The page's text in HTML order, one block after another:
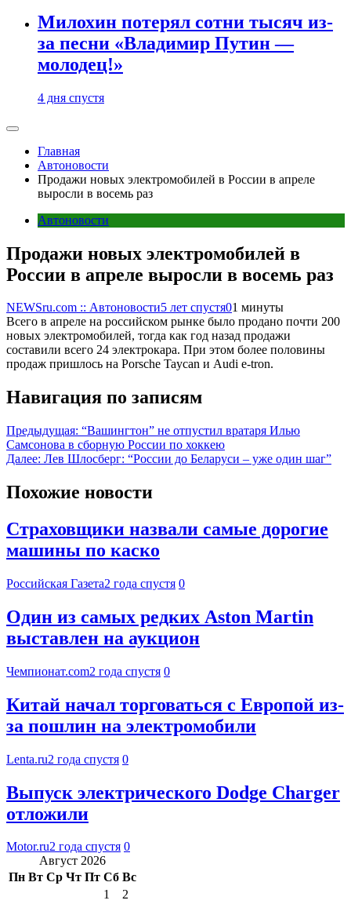
Милохин потерял сотни тысяч из-
за песни «Владимир Путин —
молодец!»
4 дня спустя
Главная
Автоновости
Продажи новых электромобилей в России в апреле
выросли в восемь раз
Автоновости
Продажи новых электромобилей в
России в апреле выросли в восемь раз
NEWSru.com :: Автоновости5 лет спустя01 минуты
Всего в апреле на российском рынке было продано почти 200
новых электромобилей, тогда как год назад продажи
составили всего 24 электрокара. При этом более половины
продаж пришлось на Porsche Taycan и Audi e-tron.
Навигация по записям
Предыдущая: “Вашингтон” не отпустил вратаря Илью
Самсонова в сборную России по хоккею
Далее: Лев Шлосберг: “России до Беларуси – уже один шаг”
Похожие новости
Страховщики назвали самые дорогие
машины по каско
Российская Газета2 года спустя 0
Один из самых редких Aston Martin
выставлен на аукцион
Чемпионат.com2 года спустя 0
Китай начал торговаться с Европой из-
за пошлин на электромобили
Lenta.ru2 года спустя 0
Выпуск электрического Dodge Charger
отложили
Motor.ru2 года спустя 0
Август 2026
Пн Вт Ср Чт Пт Сб Вс
1
2